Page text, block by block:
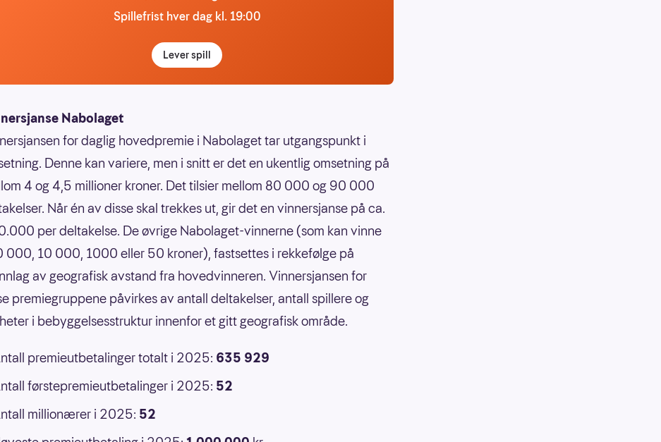
Spillefrist hver dag kl. 19:00
Lever spill
Nabolaget
for daglig hovedpremie i Nabolaget tar utgangspunkt i
Denne kan variere, men i snitt er det en ukentlig omsetning på
4 og 4,5 millioner kroner. Det tilsier mellom 80 000 og 90 000
Når én av disse skal trekkes ut, gir det en vinnersjanse på ca.
per deltakelse. De øvrige Nabolaget-vinnerne (som kan vinne
000, 10 000, 1000 eller 50 kroner), fastsettes i rekkefølge på
av geografisk avstand fra hovedvinneren. Vinnersjansen for
premiegruppene påvirkes av antall deltakelser, antall spillere og
i bebyggelsesstruktur innenfor et gitt geografisk område.
premieutbetalinger totalt i 2025: 635 929
førstepremieutbetalinger i 2025: 52
millionærer i 2025: 52